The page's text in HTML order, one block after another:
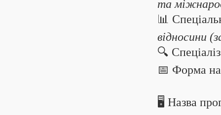
та
📊
відносини
🔍
📅 Форма
🖥️ Назва